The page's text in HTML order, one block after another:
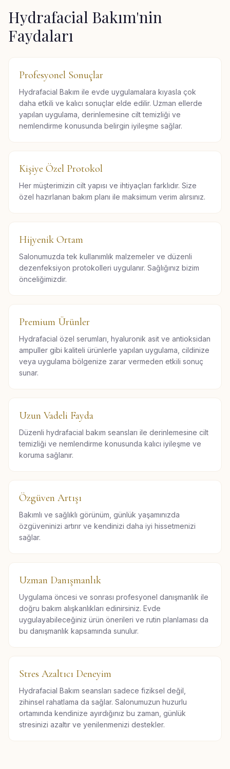
Hydrafacial Bakım'nin
Faydaları
Profesyonel Sonuçlar
Hydrafacial Bakım ile evde uygulamalara kıyasla çok
daha etkili ve kalıcı sonuçlar elde edilir. Uzman ellerde
yapılan uygulama, derinlemesine cilt temizliği ve
nemlendirme konusunda belirgin iyileşme sağlar.
Kişiye Özel Protokol
Her müşterimizin cilt yapısı ve ihtiyaçları farklıdır. Size
özel hazırlanan bakım planı ile maksimum verim alırsınız.
Hijyenik Ortam
Salonumuzda tek kullanımlık malzemeler ve düzenli
dezenfeksiyon protokolleri uygulanır. Sağlığınız bizim
önceliğimizdir.
Premium Ürünler
Hydrafacial özel serumları, hyaluronik asit ve antioksidan
ampuller gibi kaliteli ürünlerle yapılan uygulama, cildinize
veya uygulama bölgenize zarar vermeden etkili sonuç
sunar.
Uzun Vadeli Fayda
Düzenli hydrafacial bakım seansları ile derinlemesine cilt
temizliği ve nemlendirme konusunda kalıcı iyileşme ve
koruma sağlanır.
Özgüven Artışı
Bakımlı ve sağlıklı görünüm, günlük yaşamınızda
özgüveninizi artırır ve kendinizi daha iyi hissetmenizi
sağlar.
Uzman Danışmanlık
Uygulama öncesi ve sonrası profesyonel danışmanlık ile
doğru bakım alışkanlıkları edinirsiniz. Evde
uygulayabileceğiniz ürün önerileri ve rutin planlaması da
bu danışmanlık kapsamında sunulur.
Stres Azaltıcı Deneyim
Hydrafacial Bakım seansları sadece fiziksel değil,
zihinsel rahatlama da sağlar. Salonumuzun huzurlu
ortamında kendinize ayırdığınız bu zaman, günlük
stresinizi azaltır ve yenilenmenizi destekler.